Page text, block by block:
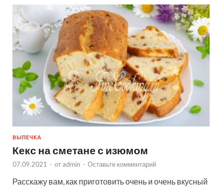
ВЫПЕЧКА
Кекс на сметане с изюмом
07.09.2021 - от admin - Оставьте комментарий
Расскажу вам, как приготовить очень и очень вкусный